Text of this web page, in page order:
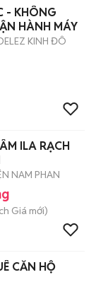
- KHÔNG
HÀNH MÁY
KINH ĐÔ
ILA RẠCH
NAM PHAN
Giá mới)
CĂN HỘ